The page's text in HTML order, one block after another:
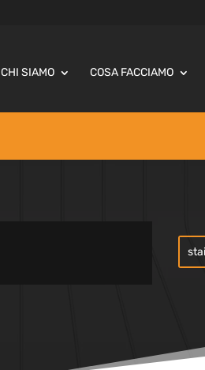
CHI SIAMO COSA FACCIAMO